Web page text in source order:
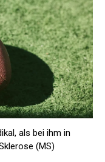
als bei ihm in
(MS)